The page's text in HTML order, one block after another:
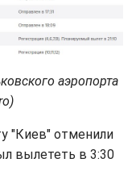
аэропорта
"Киев" отменили
вылететь в 3:30